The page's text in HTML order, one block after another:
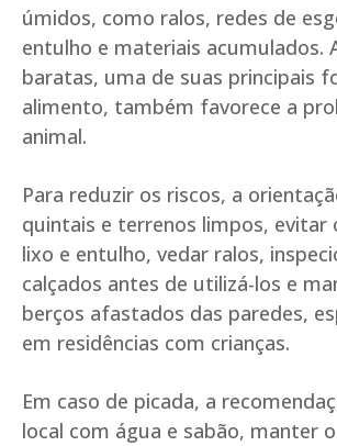
úmidos, como ralos, redes de
entulho e materiais acumulados.
baratas, uma de suas principais
alimento, também favorece a
animal.
Para reduzir os riscos, a
quintais e terrenos limpos, evitar
lixo e entulho, vedar ralos,
calçados antes de utilizá-los e
berços afastados das paredes,
em residências com crianças.
Em caso de picada, a
local com água e sabão, manter